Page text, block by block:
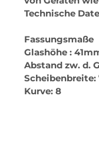
Technische
Fassungsmaße
Glashöhe :
Abstand zw. d.
Scheibenbreite:
Kurve: 8